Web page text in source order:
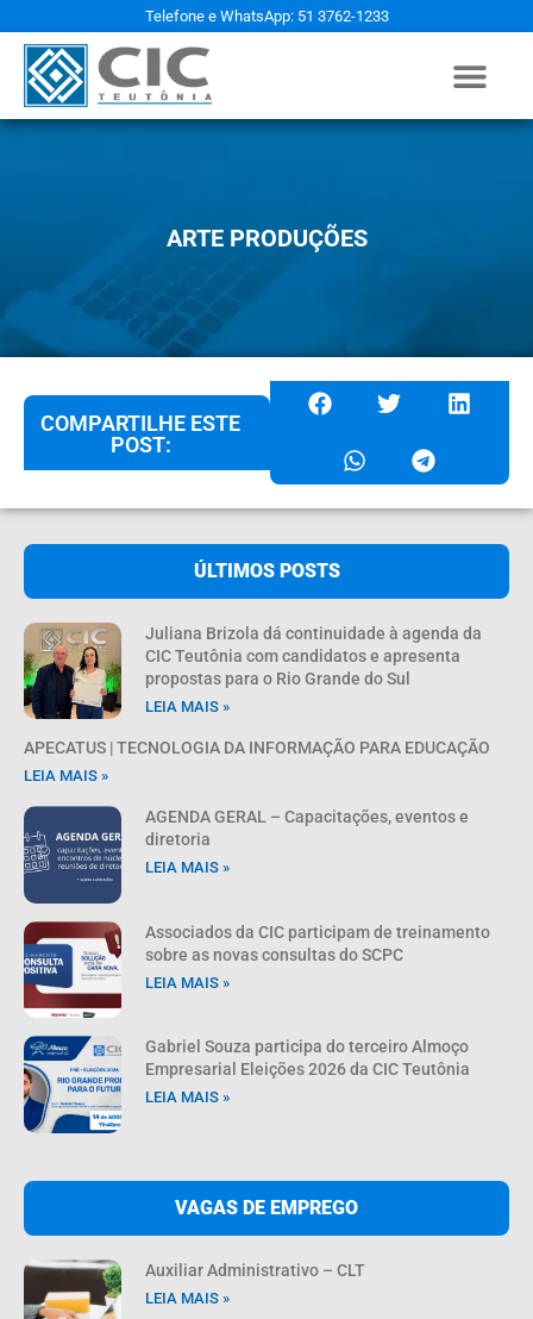
Telefone e WhatsApp: 51 3762-1233
ARTE PRODUÇÕES
COMPARTILHE ESTE
POST:
ÚLTIMOS POSTS
Juliana Brizola dá continuidade à agenda da
CIC Teutônia com candidatos e apresenta
propostas para o Rio Grande do Sul
LEIA MAIS »
APECATUS | TECNOLOGIA DA INFORMAÇÃO PARA EDUCAÇÃO
LEIA MAIS »
AGENDA GERAL – Capacitações, eventos e
diretoria
LEIA MAIS »
Associados da CIC participam de treinamento
sobre as novas consultas do SCPC
LEIA MAIS »
Gabriel Souza participa do terceiro Almoço
Empresarial Eleições 2026 da CIC Teutônia
LEIA MAIS »
VAGAS DE EMPREGO
Auxiliar Administrativo – CLT
LEIA MAIS »